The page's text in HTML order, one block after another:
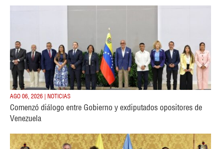
AGO 06, 2026 | NOTICIAS
Comenzó diálogo entre Gobierno y exdiputados opositores de
Venezuela